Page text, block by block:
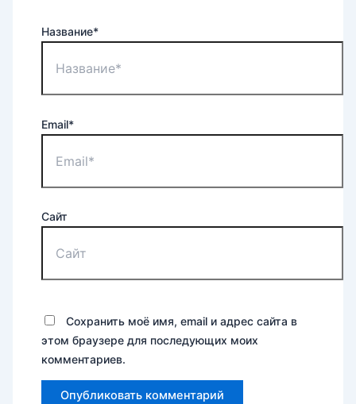
Название*
Email*
Сайт
Сохранить моё имя, email и адрес сайта в
этом браузере для последующих моих
комментариев.